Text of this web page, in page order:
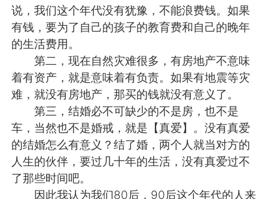
简体中文 繁體中文
Español العربية
Français Deutsch
日本語 한국어
Русский ไทย
Indonesia
说，我们这个年代没有犹豫，不能浪费钱。如果
有钱，要为了自己的孩子的教育费和自己的晚年
的生活费用。
第二，现在自然灾难很多，有房地产不意味
着有资产，就是意味着有负责。如果有地震等灾
难，就没有房地产，那买的钱就没有意义了。
第三，结婚必不可缺少的不是房，也不是
车，当然也不是婚戒，就是【真爱】。没有真爱
的结婚怎么有意义？结了婚，两个人就当对方的
人生的伙伴，要过几十年的生活，没有真爱过不
了那些时间吧。
因此我认为我们80后，90后这个年代的人来